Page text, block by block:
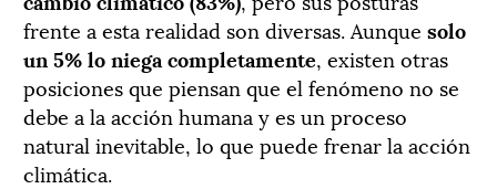
frente a esta realidad son diversas. Aunque solo
un 5% lo niega completamente, existen otras
posiciones que piensan que el fenómeno no se
debe a la acción humana y es un proceso
natural inevitable, lo que puede frenar la acción
climática.